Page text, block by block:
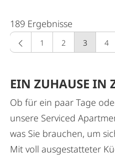
189 Ergebnisse
1 2 3 4
EIN ZUHAUSE IN
Ob für ein paar Tage
unsere Serviced
was Sie brauchen, um
Mit voll ausgestatteter